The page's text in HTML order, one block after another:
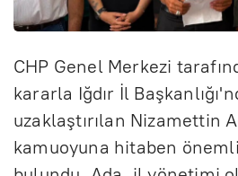
CHP Genel Merkezi
kararla Iğdır İl
uzaklaştırılan Nizamettin
kamuoyuna hitaben